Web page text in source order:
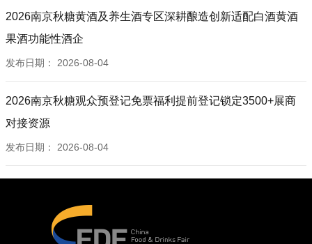
2026南京秋糖黄酒及养生酒专区深耕酿造创新适配白酒黄酒
果酒功能性酒企
发布日期： 2026-08-04
2026南京秋糖观众预登记免票福利提前登记锁定3500+展商
对接资源
发布日期： 2026-08-04